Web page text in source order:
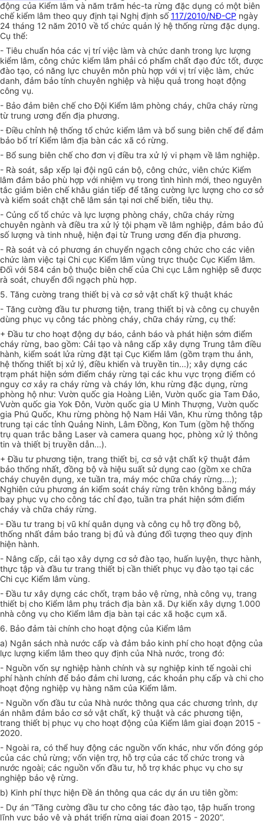
động của Kiểm lâm và năm trăm héc-ta rừng đặc dụng có một biên
chế kiểm lâm theo quy định tại Nghị định số117/2010/NĐ-CP ngày
24 tháng 12 năm 2010 về tổ chức quản lý hệ thống rừng đặc dụng.
Cụ thể:
- Tiêu chuẩn hóa các vị trí việc làm và chức danh trong lực lượng
kiểm lâm, công chức kiểm lâm phải có phẩm chất đạo đức tốt, được
đào tạo, có năng lực chuyên môn phù hợp với vị trí việc làm, chức
danh, đảm bảo tính chuyên nghiệp và hiệu quả trong hoạt động
công vụ.
- Bảo đảm biên chế cho Đội Kiểm lâm phòng cháy, chữa cháy rừng
từ trung ương đến địa phương.
- Điều chỉnh hệ thống tổ chức kiểm lâm và bổ sung biên chế để đảm
bảo bố trí Kiểm lâm địa bàn các xã có rừng.
- Bổ sung biên chế cho đơn vị điều tra xử lý vi phạm về lâm nghiệp.
- Rà soát, sắp xếp lại đội ngũ cán bộ, công chức, viên chức Kiểm
lâm đảm bảo phù hợp với nhiệm vụ trong tình hình mới, theo nguyên
tắc giảm biên chế khâu gián tiếp để tăng cường lực lượng cho cơ sở
và kiểm soát chặt chẽ lâm sản tại nơi chế biến, tiêu thụ.
- Củng cố tổ chức và lực lượng phòng cháy, chữa cháy rừng
chuyên ngành và điều tra xử lý tội phạm về lâm nghiệp, đảm bảo đủ
số lượng và tinh nhuệ, hiện đại từ Trung ương đến địa phương.
- Rà soát và có phương án chuyển ngạch công chức cho các viên
chức làm việc tại Chi cục Kiểm lâm vùng trực thuộc Cục Kiểm lâm.
Đối với 584 cán bộ thuộc biên chế của Chi cục Lâm nghiệp sẽ được
rà soát, chuyển đổi ngạch phù hợp.
5. Tăng cường trang thiết bị và cơ sở vật chất kỹ thuật khác
- Tăng cường đầu tư phương tiện, trang thiết bị và công cụ chuyên
dùng phục vụ công tác phòng cháy, chữa cháy rừng, cụ thể:
+ Đầu tư cho hoạt động dự báo, cảnh báo và phát hiện sớm điểm
cháy rừng, bao gồm: Cải tạo và nâng cấp xây dựng Trung tâm điều
hành, kiểm soát lửa rừng đặt tại Cục Kiểm lâm (gồm trạm thu ảnh,
hệ thống thiết bị xử lý, điều khiển và truyền tin...); xây dựng các
trạm phát hiện sớm điểm cháy rừng tại các khu vực trọng điểm có
nguy cơ xảy ra cháy rừng và cháy lớn, khu rừng đặc dụng, rừng
phòng hộ như: Vườn quốc gia Hoàng Liên, Vườn quốc gia Tam Đảo,
Vườn quốc gia Yok Đôn, Vườn quốc gia U Minh Thượng, Vườn quốc
gia Phú Quốc, Khu rừng phòng hộ Nam Hải Vân, Khu rừng thông tập
trung tại các tỉnh Quảng Ninh, Lâm Đồng, Kon Tum (gồm hệ thống
trụ quan trắc bằng Laser và camera quang học, phòng xử lý thông
tin và thiết bị truyền dẫn...).
+ Đầu tư phương tiện, trang thiết bị, cơ sở vật chất kỹ thuật đảm
bảo thống nhất, đồng bộ và hiệu suất sử dụng cao (gồm xe chữa
cháy chuyên dụng, xe tuần tra, máy móc chữa cháy rừng....);
Nghiên cứu phương án kiểm soát cháy rừng trên không bằng máy
bay phục vụ cho công tác chỉ đạo, tuần tra phát hiện sớm điểm
cháy và chữa cháy rừng.
- Đầu tư trang bị vũ khí quân dụng và công cụ hỗ trợ đồng bộ,
thống nhất đảm bảo trang bị đủ và đúng đối tượng theo quy định
hiện hành.
- Nâng cấp, cải tạo xây dựng cơ sở đào tạo, huấn luyện, thực hành,
thực tập và đầu tư trang thiết bị cần thiết phục vụ đào tạo tại các
Chi cục Kiểm lâm vùng.
- Đầu tư xây dựng các chốt, trạm bảo vệ rừng, nhà công vụ, trang
thiết bị cho Kiểm lâm phụ trách địa bàn xã. Dự kiến xây dựng 1.000
nhà công vụ cho Kiểm lâm địa bàn tại các xã hoặc cụm xã.
6. Bảo đảm tài chính cho hoạt động của Kiểm lâm
a) Ngân sách nhà nước cấp và đảm bảo kinh phí cho hoạt động của
lực lượng kiểm lâm theo quy định của Nhà nước, trong đó:
- Nguồn vốn sự nghiệp hành chính và sự nghiệp kinh tế ngoài chi
phí hành chính để bảo đảm chi lương, các khoản phụ cấp và chi cho
hoạt động nghiệp vụ hàng năm của Kiểm lâm.
- Nguồn vốn đầu tư của Nhà nước thông qua các chương trình, dự
án nhằm đảm bảo cơ sởvật chất, kỹ thuật và các phương tiện,
trang thiết bị phục vụ cho hoạt động của Kiểm lâm giai đoạn 2015 -
2020.
- Ngoài ra, có thể huy động các nguồn vốn khác, như vốn đóng góp
của các chủ rừng; vốn viện trợ, hỗ trợ của các tổ chức trong và
nước ngoài; các nguồn vốn đầu tư, hỗ trợ khác phục vụ cho sự
nghiệp bảo vệ rừng.
b) Kinh phí thực hiện Đề án thông qua các dự án ưu tiên gồm:
- Dự án “Tăng cường đầu tư cho công tác đào tạo, tập huấn trong
lĩnh vực bảo vệ và phát triển rừng giai đoạn 2015 - 2020”.